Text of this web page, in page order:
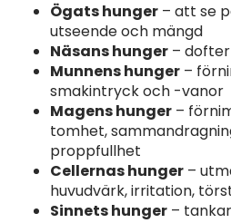
Ögats hunger – att se
utseende och mängd
Näsans hunger – dofter
Munnens hunger –
smakintryck och -vanor
Magens hunger –
tomhet,
proppfullhet
Cellernas hunger –
huvudvärk, irritation,
Sinnets hunger –